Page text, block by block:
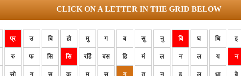
CLICK ON A LETTER IN THE GRID BELOW
प्र उ बि हो मु ग ब सु नु बि घ धि इ
रु फ सि सि रहिं बस हि मं ल न ल य न
सो ग सु कु म स ग त न इ ल धा बे